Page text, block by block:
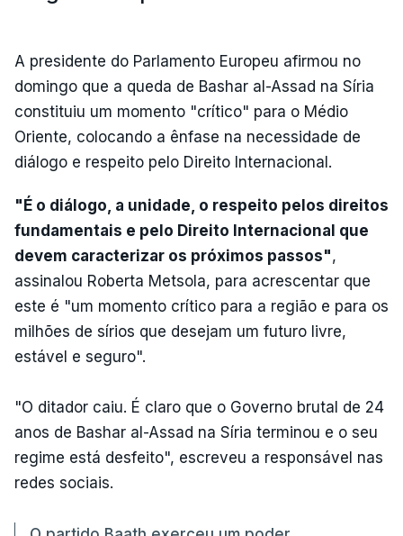
A presidente do Parlamento Europeu afirmou no
domingo que a queda de Bashar al-Assad na Síria
constituiu um momento "crítico" para o Médio
Oriente, colocando a ênfase na necessidade de
diálogo e respeito pelo Direito Internacional.
"É o diálogo, a unidade, o respeito pelos direitos
fundamentais e pelo Direito Internacional que
devem caracterizar os próximos passos",
assinalou Roberta Metsola, para acrescentar que
este é "um momento crítico para a região e para os
milhões de sírios que desejam um futuro livre,
estável e seguro".
"O ditador caiu. É claro que o Governo brutal de 24
anos de Bashar al-Assad na Síria terminou e o seu
regime está desfeito", escreveu a responsável nas
redes sociais.